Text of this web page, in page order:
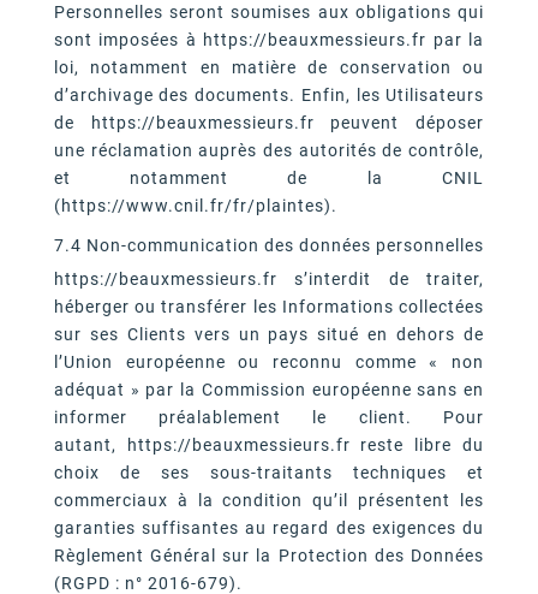
Personnelles seront soumises aux obligations qui
sont imposées à https://beauxmessieurs.fr par la
loi, notamment en matière de conservation ou
d’archivage des documents. Enfin, les Utilisateurs
de https://beauxmessieurs.fr peuvent déposer
une réclamation auprès des autorités de contrôle,
et notamment de la CNIL
(https://www.cnil.fr/fr/plaintes).
7.4 Non-communication des données personnelles
https://beauxmessieurs.fr s’interdit de traiter,
héberger ou transférer les Informations collectées
sur ses Clients vers un pays situé en dehors de
l’Union européenne ou reconnu comme « non
adéquat » par la Commission européenne sans en
informer préalablement le client. Pour
autant, https://beauxmessieurs.fr reste libre du
choix de ses sous-traitants techniques et
commerciaux à la condition qu’il présentent les
garanties suffisantes au regard des exigences du
Règlement Général sur la Protection des Données
(RGPD : n° 2016-679).